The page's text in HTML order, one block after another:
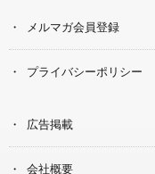
メルマガ会員登録
プライバシーポリシー
広告掲載
会社概要